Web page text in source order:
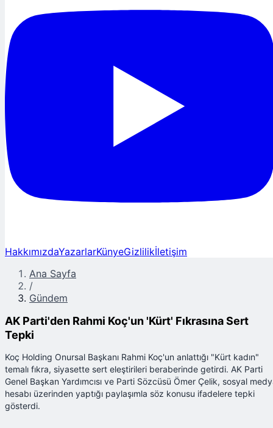
HakkımızdaYazarlarKünyeGizlilikİletişim
Ana Sayfa
/
Gündem
AK Parti'den Rahmi Koç'un 'Kürt' Fıkrasına Sert
Tepki
Koç Holding Onursal Başkanı Rahmi Koç'un anlattığı "Kürt kadın"
temalı fıkra, siyasette sert eleştirileri beraberinde getirdi. AK Parti
Genel Başkan Yardımcısı ve Parti Sözcüsü Ömer Çelik, sosyal
hesabı üzerinden yaptığı paylaşımla söz konusu ifadelere tepki
gösterdi.